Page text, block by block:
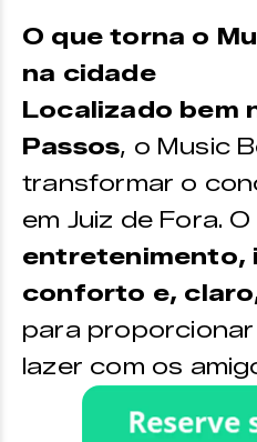
O que torna o
na cidade
Localizado bem
Passos, o Music
transformar o
em Juiz de Fora.
entretenimento,
conforto e,
para
lazer com os